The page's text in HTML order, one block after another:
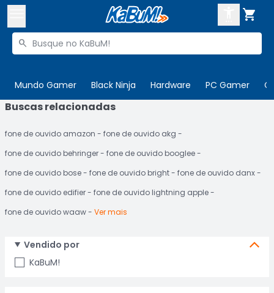

Buscar produtos

Mundo Gamer Black Ninja Hardware PC Gamer

 Departamentos
Cupons
Mais Vendidos
ENTRE
CADASTRE-SE
Buscas relacionadas
fone de ouvido amazon
fone de ouvido akg
fone de ouvido behringer
fone de ouvido booglee
fone de ouvido bose
fone de ouvido bright
fone de ouvido danx
fone de ouvido edifier
fone de ouvido lightning apple
fone de ouvido waaw
Ver mais
Vendido por
KaBuM!